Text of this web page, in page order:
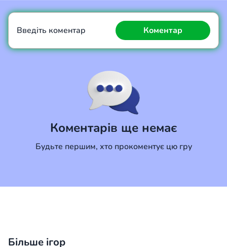
Коментарів ще немає
Будьте першим, хто прокоментує цю гру
Введіть коментар Коментар
Більше ігор